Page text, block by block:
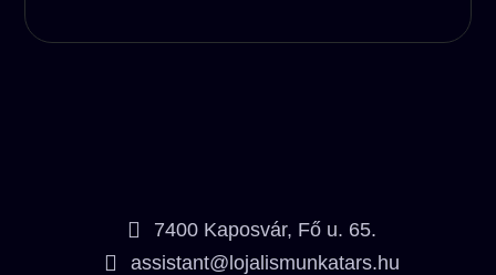
7400 Kaposvár, Fő u. 65.
assistant@lojalismunkatars.hu